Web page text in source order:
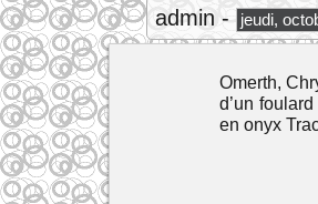
admin - jeudi,
Omerth,
d’un
en onyx